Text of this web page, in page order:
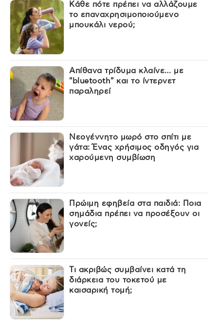
Κάθε πότε πρέπει να αλλάζουμε
το επαναχρησιμοποιούμενο
μπουκάλι νερού;
Απίθανα τρίδυμα κλαίνε… με
"bluetooth" και το ίντερνετ
παραληρεί
Νεογέννητο μωρό στο σπίτι με
γάτα: Ένας χρήσιμος οδηγός για
χαρούμενη συμβίωση
Πρώιμη εφηβεία στα παιδιά: Ποια
σημάδια πρέπει να προσέξουν οι
γονείς;
Τι ακριβώς συμβαίνει κατά τη
διάρκεια του τοκετού με
καισαρική τομή;